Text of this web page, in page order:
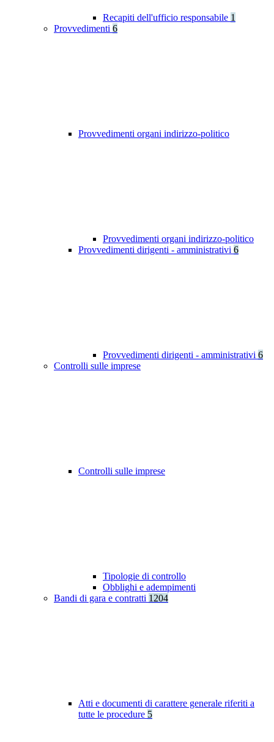
Recapiti dell'ufficio responsabile 1
Provvedimenti 6
Provvedimenti organi indirizzo-politico
Provvedimenti organi indirizzo-politico
Provvedimenti dirigenti - amministrativi 6
Provvedimenti dirigenti - amministrativi 6
Controlli sulle imprese
Controlli sulle imprese
Tipologie di controllo
Obblighi e adempimenti
Bandi di gara e contratti 1204
Atti e documenti di carattere generale riferiti a
tutte le procedure 5